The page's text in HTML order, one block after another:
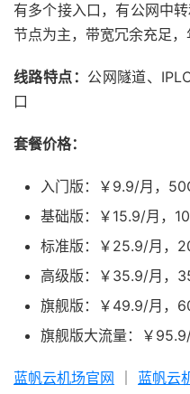
有多个接入口，有公网中
节点为主，带宽冗余充足，
线路特点： 公网隧道、
口
套餐价格：
入门版：￥9.9/月，
基础版：￥15.9/月，
标准版：￥25.9/月，
高级版：￥35.9/月，
旗舰版：￥49.9/月，
旗舰版大流量：￥
蓝帆云机场官网 蓝帆云